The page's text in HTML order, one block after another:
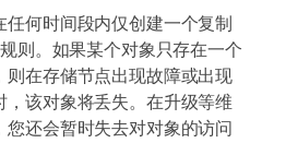
任何时间段内仅创建一个复制
则。如果某个对象只存在一个
则在存储节点出现故障或出现
，该对象将丢失。在升级等维
您还会暂时失去对对象的访问